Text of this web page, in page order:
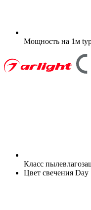
Мощность на 1м
Класс
Цвет свечения Day